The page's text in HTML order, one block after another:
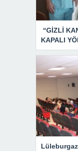
“GİZLİ
KAPALI